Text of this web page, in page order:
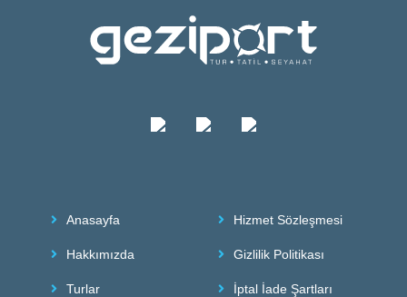
Anasayfa
Hakkımızda
Turlar
Hizmet Sözleşmesi
Gizlilik Politikası
İptal İade Şartları